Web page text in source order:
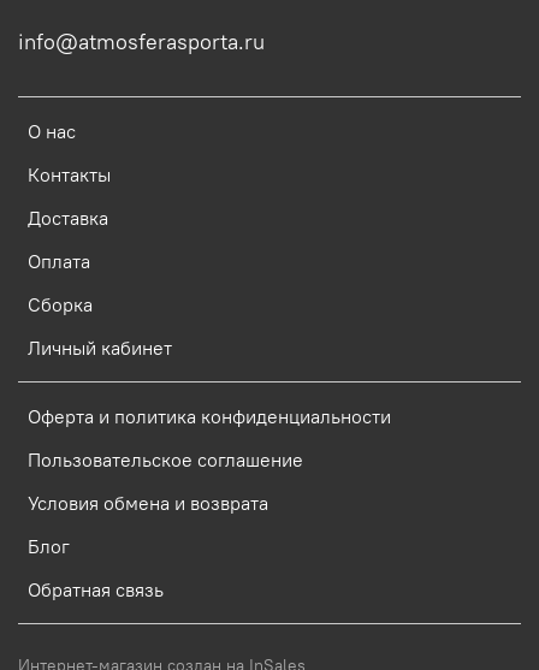
О нас
Контакты
Доставка
Оплата
Сборка
Личный кабинет
Оферта и политика конфиденциальности
Пользовательское соглашение
Условия обмена и возврата
Блог
Обратная связь
info@atmosferasporta.ru
Интернет-магазин создан на InSales